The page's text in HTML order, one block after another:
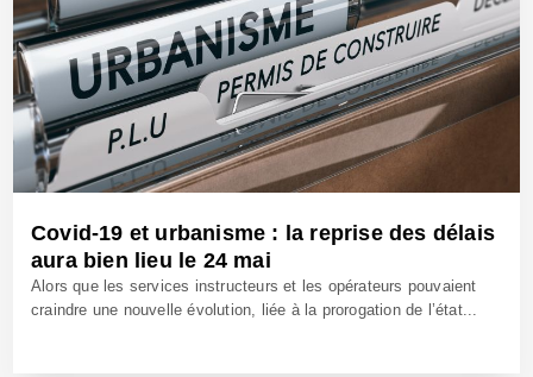
Covid-19 et urbanisme : la reprise des délais
aura bien lieu le 24 mai
Alors que les services instructeurs et les opérateurs pouvaient
craindre une nouvelle évolution, liée à la prorogation de l’état...